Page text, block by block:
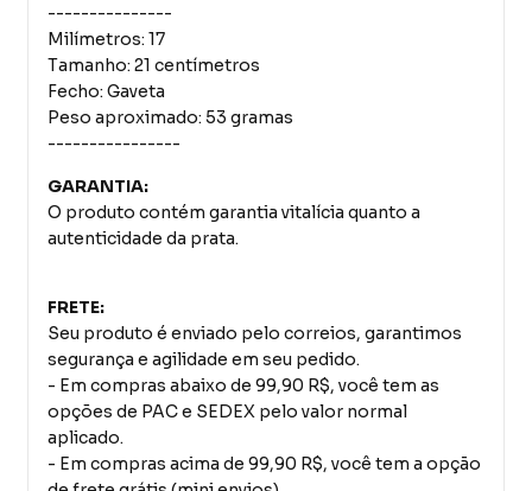
---------------
Milímetros: 17
Tamanho: 21 centímetros
Fecho: Gaveta
Peso aproximado: 53 gramas
----------------
GARANTIA:
O produto contém garantia vitalícia quanto a
autenticidade da prata.
FRETE:
Seu produto é enviado pelo correios, garantimos
segurança e agilidade em seu pedido.
- Em compras abaixo de 99,90 R$, você tem as
opções de PAC e SEDEX pelo valor normal
aplicado.
- Em compras acima de 99,90 R$, você tem a opção